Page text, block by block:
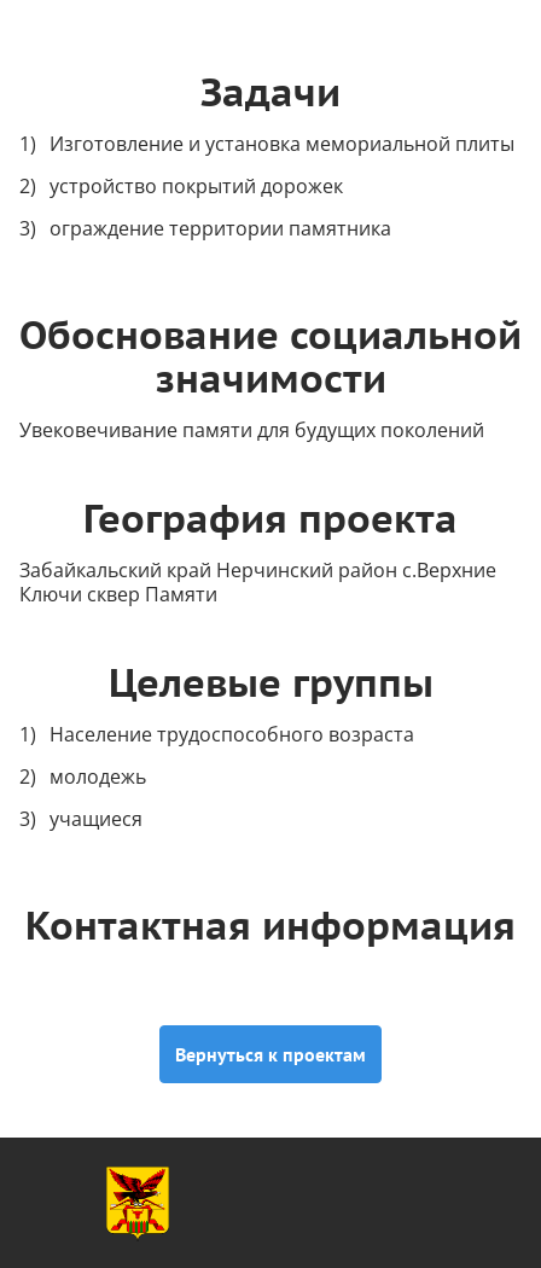
Задачи
Изготовление и установка мемориальной плиты
устройство покрытий дорожек
ограждение территории памятника
Обоснование социальной
значимости
Увековечивание памяти для будущих поколений
География проекта
Забайкальский край Нерчинский район с.Верхние
Ключи сквер Памяти
Целевые группы
Население трудоспособного возраста
молодежь
учащиеся
Контактная информация
Вернуться к проектам